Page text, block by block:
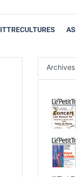
ITTRECULTURES
Archives